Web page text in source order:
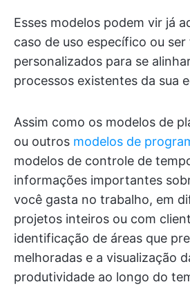
Esses modelos podem vir já
caso de uso específico ou
personalizados para se
processos existentes da sua
Assim como os modelos de
ou outros modelos de
modelos de controle de
informações importantes
você gasta no trabalho, em
projetos inteiros ou com
identificação de áreas que
melhoradas e a visualização
produtividade ao longo do